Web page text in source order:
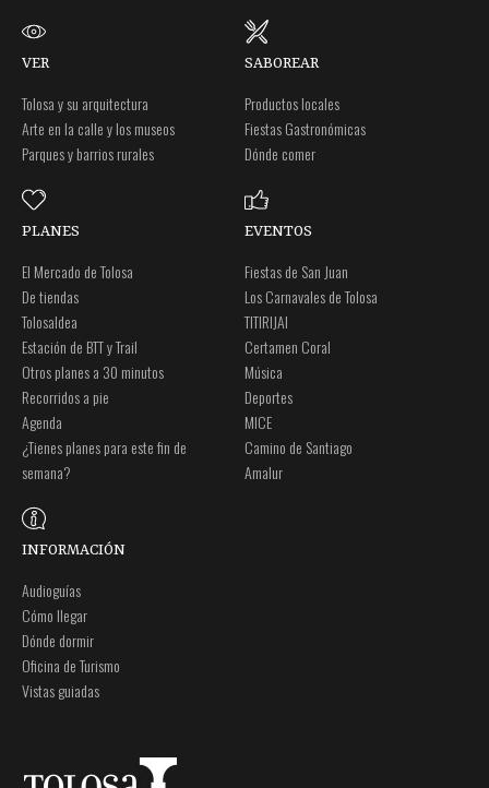
VER
Tolosa y su arquitectura
Arte en la calle y los museos
Parques y barrios rurales
SABOREAR
Productos locales
Fiestas Gastronómicas
Dónde comer
PLANES
El Mercado de Tolosa
De tiendas
Tolosaldea
Estación de BTT y Trail
Otros planes a 30 minutos
Recorridos a pie
Agenda
¿Tienes planes para este fin de
semana?
EVENTOS
Fiestas de San Juan
Los Carnavales de Tolosa
TITIRIJAI
Certamen Coral
Música
Deportes
MICE
Camino de Santiago
Amalur
INFORMACIÓN
Audioguías
Cómo llegar
Dónde dormir
Oficina de Turismo
Vistas guiadas